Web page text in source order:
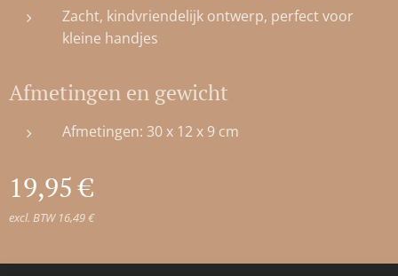
Zacht, kindvriendelijk ontwerp, perfect voor
kleine handjes
Afmetingen en gewicht
Afmetingen: 30 x 12 x 9 cm
19,95€
excl. BTW 16,49 €